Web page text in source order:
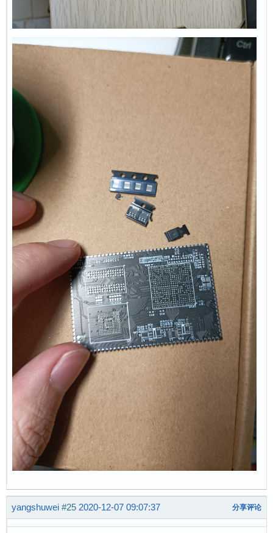
yangshuwei #25 2020-12-07 09:07:37 分享评论